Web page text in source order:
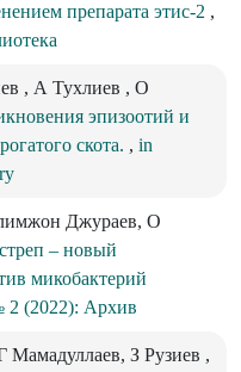
препарата этис-2 ,
, А Тухлиев , О
эпизоотий и
скота. , in
Джураев, О
– новый
микобактерий
(2022): Архив
Мамадуллаев, З Рузиев ,